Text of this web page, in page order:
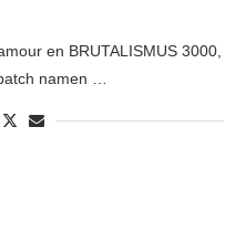
en BRUTALISMUS 3000,
namen …